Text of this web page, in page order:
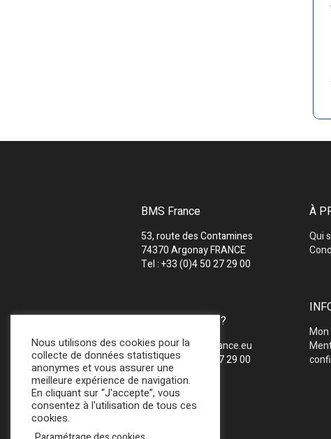
BMS France
53, route des Contamines
74370 Argonay FRANCE
Tel : +33 (0)4 50 27 29 00
UNE QUESTION ?
Mail :info@bmsfrance.eu
Tel : +33 (0)4 50 27 29 00
À
Qui
Nous utilisons des cookies pour la
collecte de données statistiques
anonymes et vous assurer une
meilleure expérience de navigation.
En cliquant sur “J'accepte”, vous
consentez à l'utilisation de tous ces
cookies.